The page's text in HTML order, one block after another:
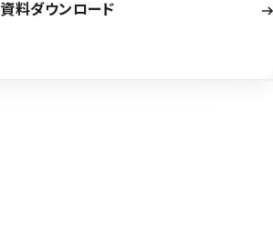
資料ダウンロード